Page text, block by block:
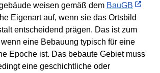
weisen gemäß dem BauGB
Eigenart auf, wenn sie das Ortsbild
entscheidend prägen. Das ist zum
eine Bebauung typisch für eine
Epoche ist. Das bebaute Gebiet muss
eine geschichtliche oder